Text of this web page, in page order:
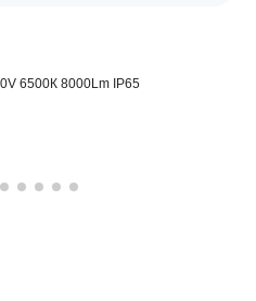
6500К 8000Lm IP65